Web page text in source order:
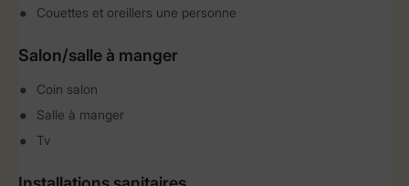
Couettes et oreillers une personne
Salon/salle à manger
Coin salon
Salle à manger
Tv